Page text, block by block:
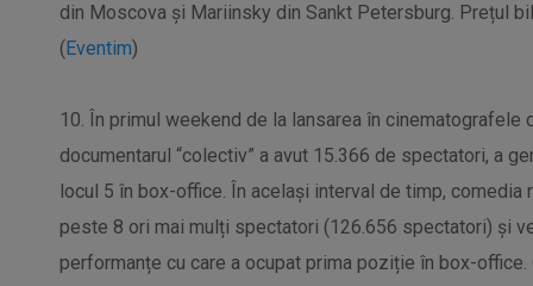
din Moscova și Mariinsky din Sankt Petersburg. Prețul
(Eventim)
10. În primul weekend de la lansarea în cinematografele
documentarul “colectiv” a avut 15.366 de spectatori, a
locul 5 în box-office. În același interval de timp, comedia
peste 8 ori mai mulți spectatori (126.656 spectatori) și
performanțe cu care a ocupat prima poziție în box-